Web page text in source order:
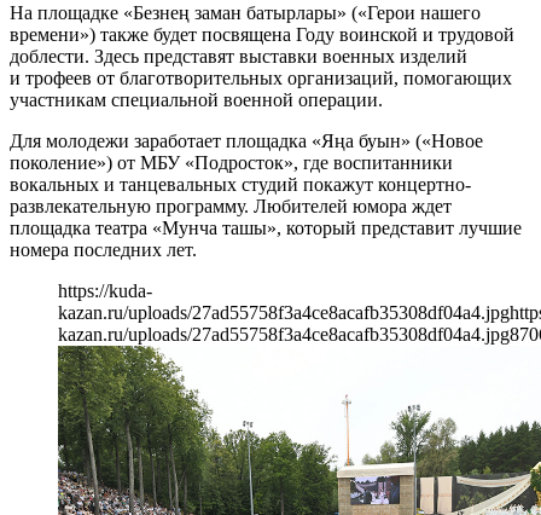
На площадке «Безнең заман батырлары» («Герои нашего
времени») также будет посвящена Году воинской и трудовой
доблести. Здесь представят выставки военных изделий
и трофеев от благотворительных организаций, помогающих
участникам специальной военной операции.
Для молодежи заработает площадка «Яңа буын» («Новое
поколение») от МБУ «Подросток», где воспитанники
вокальных и танцевальных студий покажут концертно-
развлекательную программу. Любителей юмора ждет
площадка театра «Мунча ташы», который представит лучшие
номера последних лет.
https://kuda-
kazan.ru/uploads/27ad55758f3a4ce8acafb35308df04a4.jpg
kazan.ru/uploads/27ad55758f3a4ce8acafb35308df04a4.jpg870